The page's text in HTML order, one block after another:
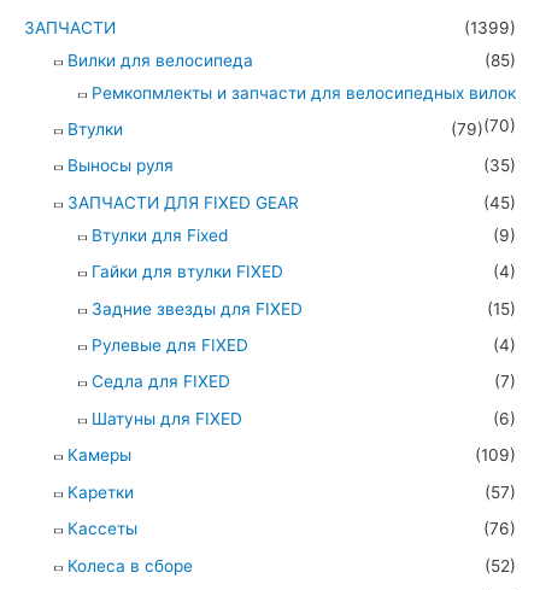
ЗАПЧАСТИ
(1399)
Вилки для велосипеда
(85)
Ремкопмлекты и запчасти для велосипедных вилок
(70)
Втулки
(79)
Выносы руля
(35)
ЗАПЧАСТИ ДЛЯ FIXED GEAR
(45)
Втулки для Fixed
(9)
Гайки для втулки FIXED
(4)
Задние звезды для FIXED
(15)
Рулевые для FIXED
(4)
Седла для FIXED
(7)
Шатуны для FIXED
(6)
Камеры
(109)
Каретки
(57)
Кассеты
(76)
Колеса в сборе
(52)